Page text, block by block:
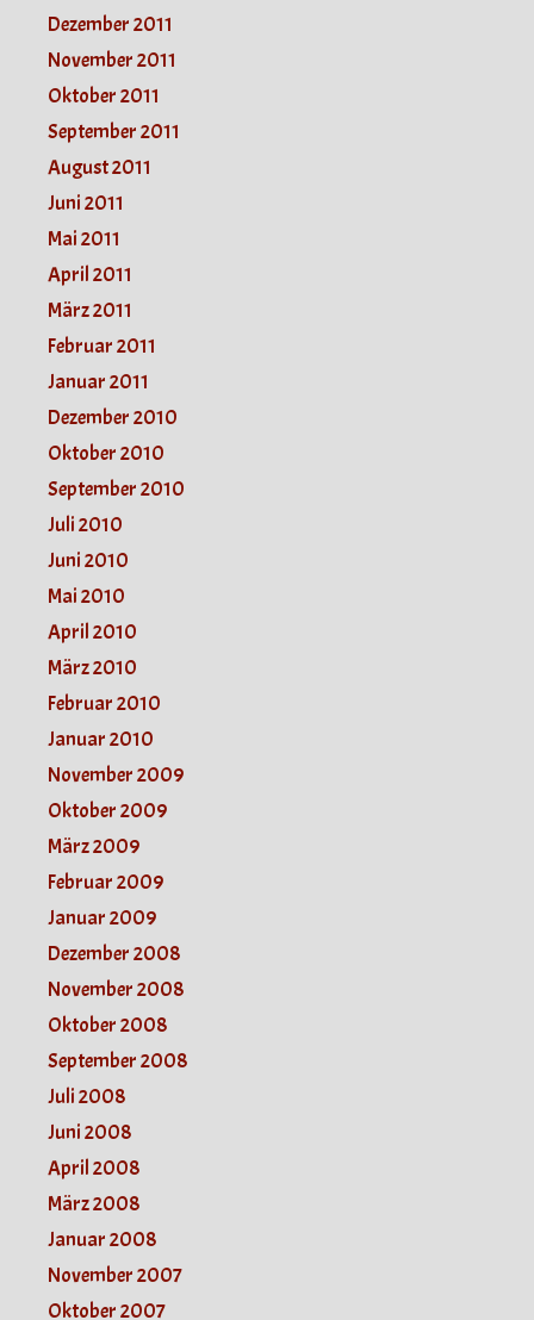
Dezember 2011
November 2011
Oktober 2011
September 2011
August 2011
Juni 2011
Mai 2011
April 2011
März 2011
Februar 2011
Januar 2011
Dezember 2010
Oktober 2010
September 2010
Juli 2010
Juni 2010
Mai 2010
April 2010
März 2010
Februar 2010
Januar 2010
November 2009
Oktober 2009
März 2009
Februar 2009
Januar 2009
Dezember 2008
November 2008
Oktober 2008
September 2008
Juli 2008
Juni 2008
April 2008
März 2008
Januar 2008
November 2007
Oktober 2007